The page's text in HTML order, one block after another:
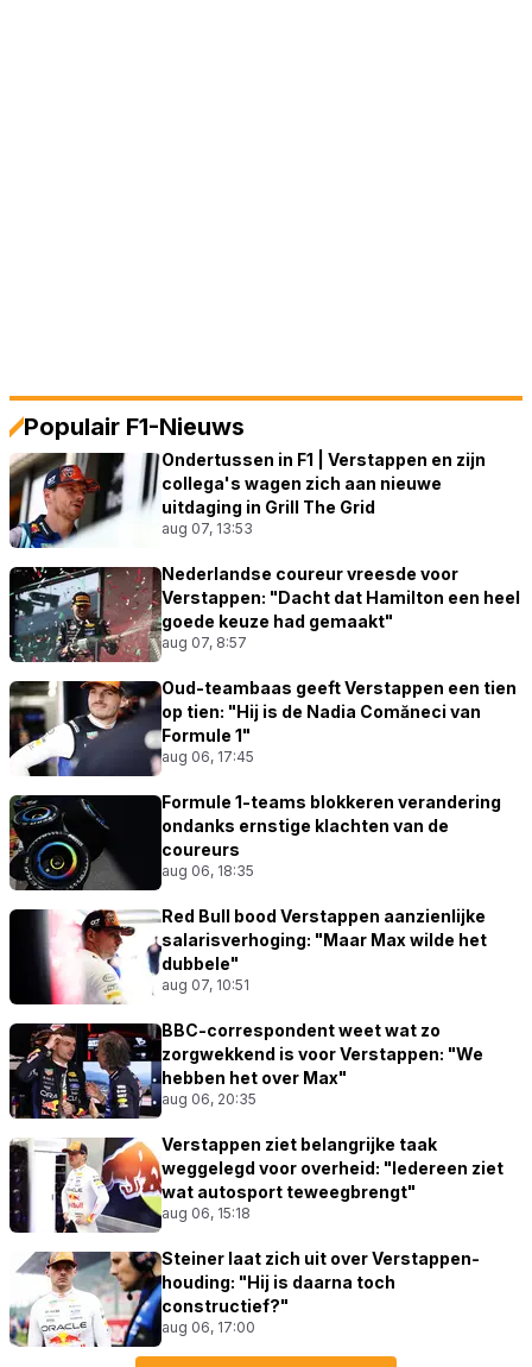
Populair F1-Nieuws
Ondertussen in F1 | Verstappen en zijn
collega's wagen zich aan nieuwe
uitdaging in Grill The Grid
aug 07, 13:53
Nederlandse coureur vreesde voor
Verstappen: "Dacht dat Hamilton een heel
goede keuze had gemaakt"
aug 07, 8:57
Oud-teambaas geeft Verstappen een tien
op tien: "Hij is de Nadia Comăneci van
Formule 1"
aug 06, 17:45
Formule 1-teams blokkeren verandering
ondanks ernstige klachten van de
coureurs
aug 06, 18:35
Red Bull bood Verstappen aanzienlijke
salarisverhoging: "Maar Max wilde het
dubbele"
aug 07, 10:51
BBC-correspondent weet wat zo
zorgwekkend is voor Verstappen: "We
hebben het over Max"
aug 06, 20:35
Verstappen ziet belangrijke taak
weggelegd voor overheid: "Iedereen ziet
wat autosport teweegbrengt"
aug 06, 15:18
Steiner laat zich uit over Verstappen-
houding: "Hij is daarna toch
constructief?"
aug 06, 17:00